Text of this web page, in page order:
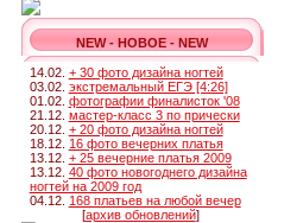
NEW - НОВОЕ - NEW
14.02. + 30 фото дизайна ногтей
03.02. экстремальный ЕГЭ [4:26]
01.02. фотографии финалисток '08
21.12. мастер-класс 3 по прически
20.12. + 20 фото дизайна ногтей
18.12. 16 фото вечерних платья
13.12. + 25 вечерние платья 2009
13.12. 40 фото новогоднего дизайна
ногтей на 2009 год
04.12. 168 платьев на любой вечер
[архив обновлений]